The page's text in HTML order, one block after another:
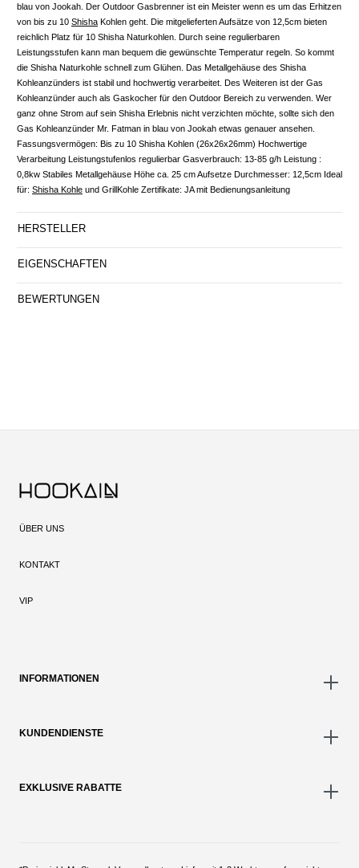
blau von Jookah. Der Outdoor Gasbrenner ist ein Meister wenn es um das Erhitzen
von bis zu 10 Shisha Kohlen geht. Die mitgelieferten Aufsätze von 12,5cm bieten
reichlich Platz für 10 Shisha Naturkohlen. Durch seine regulierbaren
Leistungsstufen kann man bequem die gewünschte Temperatur regeln. So kommt
die Shisha Naturkohle schnell zum Glühen. Das Metallgehäuse des Shisha
Kohleanzünders ist stabil und hochwertig verarbeitet. Des Weiteren ist der Gas
Kohleanzünder auch als Gaskocher für den Outdoor Bereich zu verwenden. Wer
ganz ohne Strom auf sein Shisha Erlebnis nicht verzichten möchte, sollte sich den
Gas Kohleanzünder Mr. Fatman in blau von Jookah etwas genauer ansehen.
Fassungsvermögen: Bis zu 10 Shisha Kohlen (26x26x26mm) Hochwertige
Verarbeitung Leistungstufenlos regulierbar Gasverbrauch: 13-85 g/h Leistung :
0,8kw Stabiles Metallgehäuse Höhe ca. 25 cm Aufsetze Durchmesser: 12,5cm Ideal
für: Shisha Kohle und GrillKohle Zertifikate: JA mit Bedienungsanleitung
HERSTELLER
EIGENSCHAFTEN
BEWERTUNGEN
ÜBER UNS
KONTAKT
VIP
INFORMATIONEN
KUNDENDIENSTE
EXKLUSIVE RABATTE